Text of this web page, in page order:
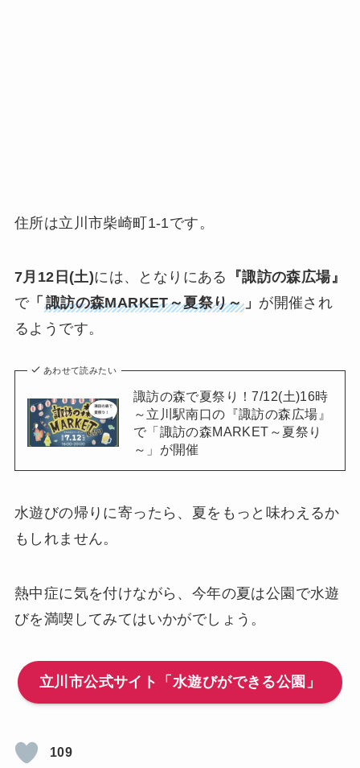
住所は立川市柴崎町1-1です。
7月12日(土)には、となりにある
『諏訪の森広場』
で「 諏訪の森MARKET～夏祭り～」 が開催され
るようです。
あわせて読みたい
諏訪の森で夏祭り！7/12(土)16時
～立川駅南口の『諏訪の森広場』
で「諏訪の森MARKET～夏祭り
～」が開催
水遊びの帰りに寄ったら、夏をもっと味わえるか
もしれません。
熱中症に気を付けながら、今年の夏は公園で水遊
びを満喫してみてはいかがでしょう。
立川市公式サイト「水遊びができる公園」
109